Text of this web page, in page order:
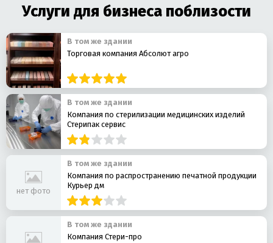
Услуги для бизнеса поблизости
В том же здании
Торговая компания Абсолют агро
В том же здании
Компания по стерилизации медицинских изделий
Стерипак сервис
нет фото
В том же здании
Компания по распространению печатной продукции
Курьер дм
В том же здании
Компания Стери-про